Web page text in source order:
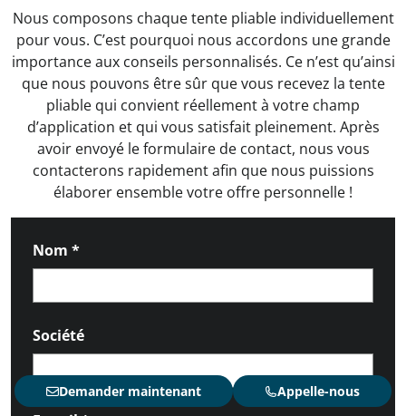
Nous composons chaque tente pliable individuellement
pour vous. C’est pourquoi nous accordons une grande
importance aux conseils personnalisés. Ce n’est qu’ainsi
que nous pouvons être sûr que vous recevez la tente
pliable qui convient réellement à votre champ
d’application et qui vous satisfait pleinement. Après
avoir envoyé le formulaire de contact, nous vous
contacterons rapidement afin que nous puissions
élaborer ensemble votre offre personnelle !
Nom *
Société
Demander maintenant Appelle-nous